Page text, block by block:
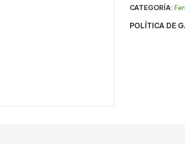
CATEGORÍA:
POLÍTICA DE